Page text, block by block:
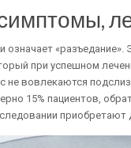
при успешном
не вовлекаются
15% пациентов,
приобретают